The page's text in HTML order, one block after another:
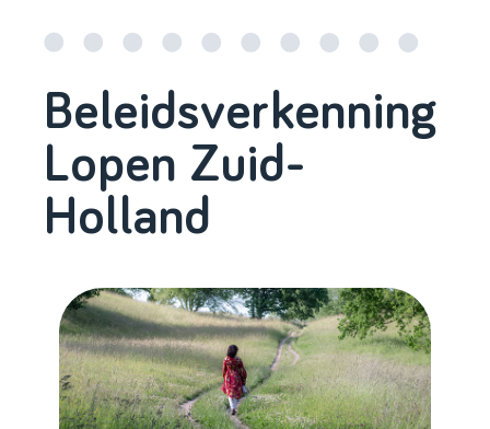
Beleidsverkenning
Lopen Zuid-
Holland